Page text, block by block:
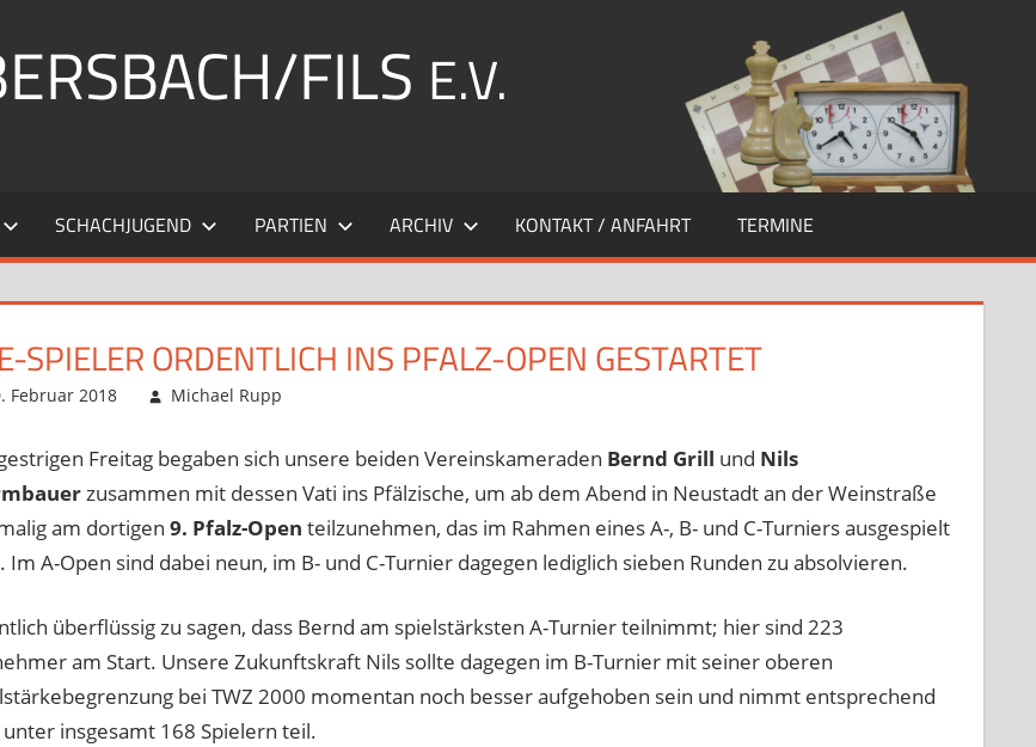
FILS E.V.
SCHACHJUGEND PARTIEN ARCHIV KONTAKT / ANFAHRT TERMINE
SPIELER ORDENTLICH INS PFALZ-OPEN GESTARTET
Februar 2018 Michael Rupp
Freitag begaben sich unsere beiden Vereinskameraden Bernd Grill und Nils
zusammen mit dessen Vati ins Pfälzische, um ab dem Abend in Neustadt an der Weinstraße
am dortigen 9. Pfalz-Open teilzunehmen, das im Rahmen eines A-, B- und C-Turniers ausgespielt
Im A-Open sind dabei neun, im B- und C-Turnier dagegen lediglich sieben Runden zu absolvieren.
überflüssig zu sagen, dass Bernd am spielstärksten A-Turnier teilnimmt; hier sind 223
am Start. Unsere Zukunftskraft Nils sollte dagegen im B-Turnier mit seiner oberen
bei TWZ 2000 momentan noch besser aufgehoben sein und nimmt entsprechend
insgesamt 168 Spielern teil.